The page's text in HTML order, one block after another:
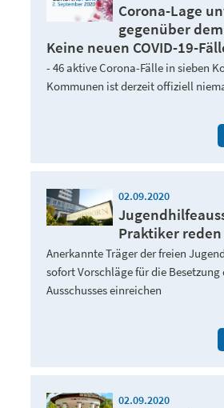
Corona-Lage
gegenüber
Keine neuen COVID-19-
- 46 aktive Corona-Fälle in sieben
Kommunen ist derzeit offiziell
02.09.2020
Praktiker
Anerkannte Träger der freien
sofort Vorschläge für die Besetzung
Ausschusses einreichen
02.09.2020